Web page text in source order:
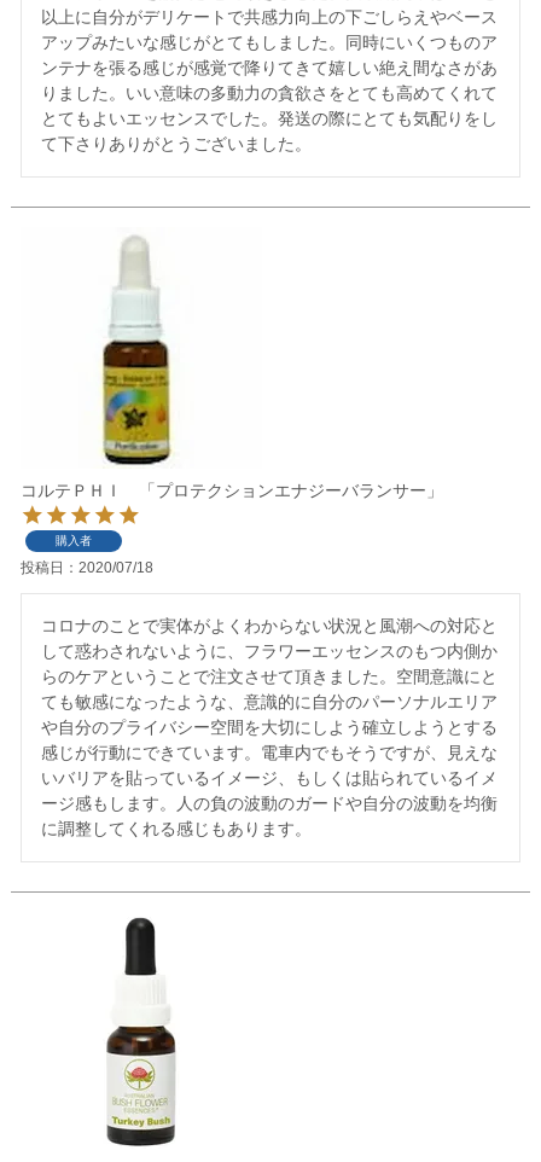
以上に自分がデリケートで共感力向上の下ごしらえやベース
アップみたいな感じがとてもしました。同時にいくつものア
ンテナを張る感じが感覚で降りてきて嬉しい絶え間なさがあ
りました。いい意味の多動力の貪欲さをとても高めてくれて
とてもよいエッセンスでした。発送の際にとても気配りをし
て下さりありがとうございました。
コルテＰＨＩ 「プロテクションエナジーバランサー」
購入者
投稿日 2020/07/18
コロナのことで実体がよくわからない状況と風潮への対応と
して惑わされないように、フラワーエッセンスのもつ内側か
らのケアということで注文させて頂きました。空間意識にと
ても敏感になったような、意識的に自分のパーソナルエリア
や自分のプライバシー空間を大切にしよう確立しようとする
感じが行動にできています。電車内でもそうですが、見えな
いバリアを貼っているイメージ、もしくは貼られているイメ
ージ感もします。人の負の波動のガードや自分の波動を均衡
に調整してくれる感じもあります。